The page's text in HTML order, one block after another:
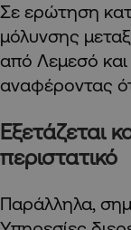
Σε ερώτηση
μόλυνσης
από Λεμεσό
αναφέροντας
Εξετάζεται
περιστατικό
Παράλληλα,